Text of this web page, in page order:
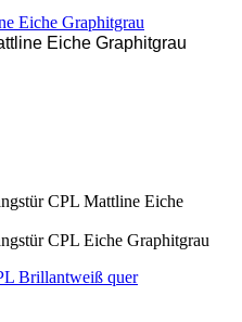
Eiche Graphitgrau
Eiche Graphitgrau